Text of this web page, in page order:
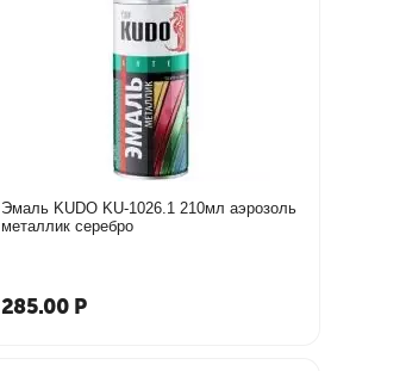
Эмаль KUDO KU-1026.1 210мл аэрозоль
металлик серебро
285.00 Р